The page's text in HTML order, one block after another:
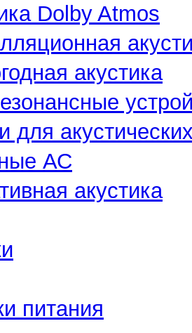
Dolby Atmos
акустика
для
АС
акустика
питания